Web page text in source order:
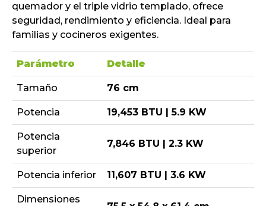
quemador y el triple vidrio templado, ofrece
seguridad, rendimiento y eficiencia. Ideal para
familias y cocineros exigentes.
Parámetro Detalle
Tamaño 76 cm
Potencia 19,453 BTU | 5.9 KW
Potencia
superior
7,846 BTU | 2.3 KW
Potencia inferior 11,607 BTU | 3.6 KW
Dimensiones